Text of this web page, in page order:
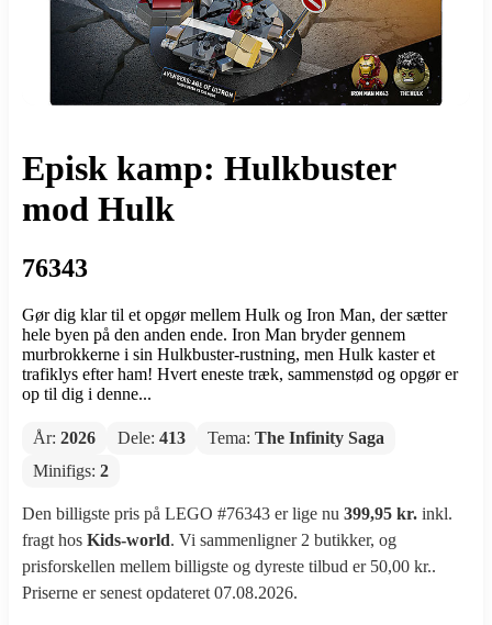
Episk kamp: Hulkbuster
mod Hulk
76343
Gør dig klar til et opgør mellem Hulk og Iron Man, der sætter
hele byen på den anden ende. Iron Man bryder gennem
murbrokkerne i sin Hulkbuster-rustning, men Hulk kaster et
trafiklys efter ham! Hvert eneste træk, sammenstød og opgør er
op til dig i denne...
År: 2026 Dele: 413 Tema: The Infinity Saga
Minifigs: 2
Den billigste pris på LEGO #76343 er lige nu 399,95 kr. inkl.
fragt hos Kids-world. Vi sammenligner 2 butikker, og
prisforskellen mellem billigste og dyreste tilbud er 50,00 kr..
Priserne er senest opdateret 07.08.2026.